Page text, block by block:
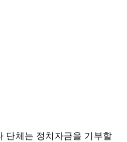
단체는 정치자금을 기부할